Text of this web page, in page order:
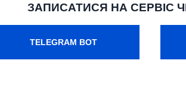
ЗАПИСАТИСЯ НА СЕРВІС
TELEGRAM BOT